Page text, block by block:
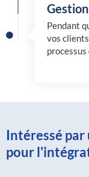
Gestion
Pendant
vos
Intéressé
pour